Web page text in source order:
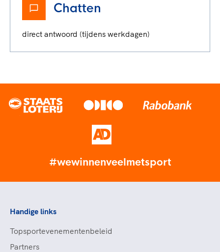
Chatten
direct antwoord (tijdens werkdagen)
#wewinnenveelmetsport
Handige links
Topsportevenementenbeleid
Partners